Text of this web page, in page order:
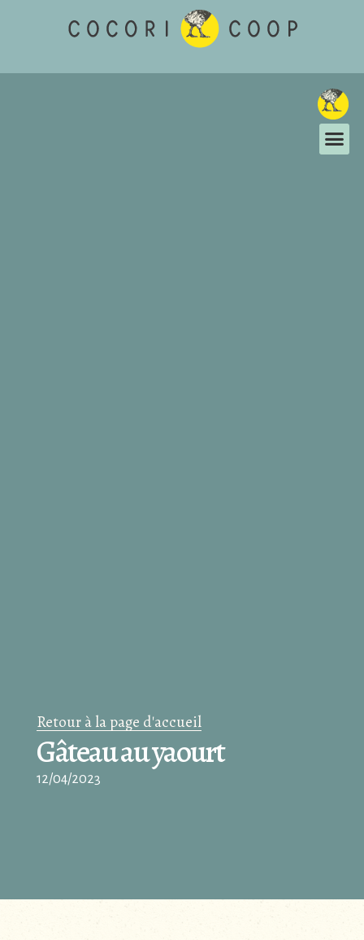
Retour à la page d'accueil
Gâteau au yaourt
12/04/2023